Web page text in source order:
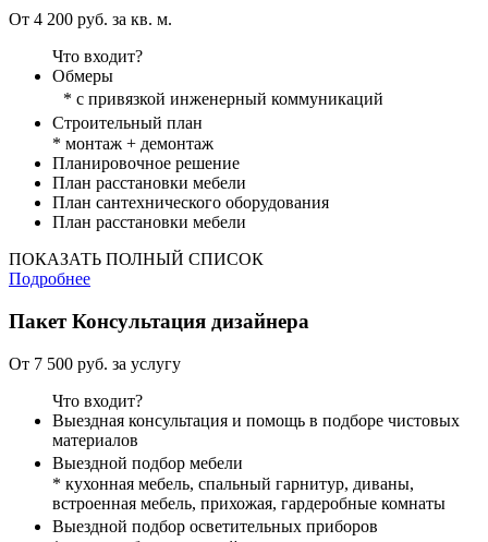
От 4 200 руб. за кв. м.
Что входит?
Обмеры
* с привязкой инженерный коммуникаций
Строительный план
* монтаж + демонтаж
Планировочное решение
План расстановки мебели
План сантехнического оборудования
План расстановки мебели
ПОКАЗАТЬ ПОЛНЫЙ СПИСОК
Подробнее
ПакетКонсультация дизайнера
От 7 500 руб. за услугу
Что входит?
Выездная консультация и помощь в подборе чистовых
материалов
Выездной подбор мебели
* кухонная мебель, спальный гарнитур, диваны,
встроенная мебель, прихожая, гардеробные комнаты
Выездной подбор осветительных приборов